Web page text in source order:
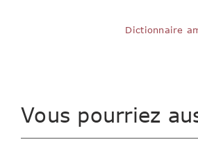
Dictionnaire
Vous pourriez